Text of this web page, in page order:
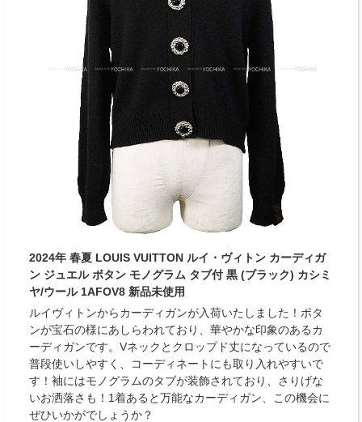
2024年 春夏 LOUIS VUITTON ルイ・ヴィトン カーディガ
ン ジュエル ボタン モノグラム タブ付 黒 (ブラック) カシミ
ヤ/ウール 1AFOV8 新品未使用
ルイヴィトンからカーディガンが入荷いたしました！ボタ
ンが宝石の様にあしらわれており、華やかな印象のあるカ
ーディガンです。Vネックとクロップド丈になっているので
普段使いしやすく、コーディネートにも取り入れやすいで
す！袖にはモノグラムのタブが装飾されており、さりげな
いお洒落さも！1着あると万能なカーディガン、この機会に
ぜひいかがでしょうか？